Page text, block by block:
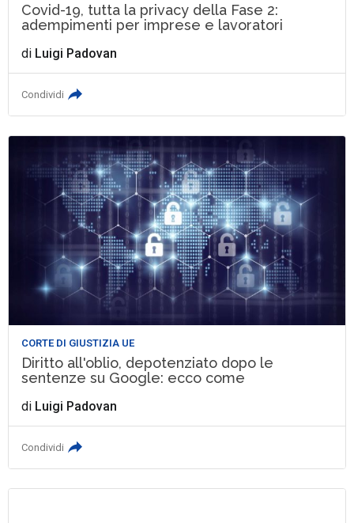
Covid-19, tutta la privacy della Fase 2:
adempimenti per imprese e lavoratori
di Luigi Padovan
Condividi
CORTE DI GIUSTIZIA UE
Diritto all'oblio, depotenziato dopo le
sentenze su Google: ecco come
di Luigi Padovan
Condividi